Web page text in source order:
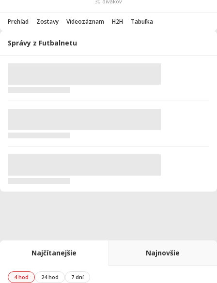
Prehľad Zostavy Videozáznam H2H Tabuľka
Správy z Futbalnetu
Najčítanejšie Najnovšie
4 hod 24 hod 7 dní